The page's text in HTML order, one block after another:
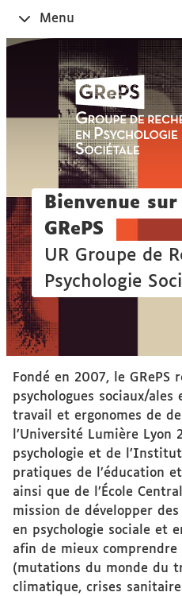
Ouvrir
le
Menu
Bienvenue
GRePS
UR Groupe de
Psychologie
êtes
ici :
Fondé en 2007, le GRePS
psychologues sociaux/ales
travail et ergonomes de
l’Université Lumière Lyon
psychologie et de
pratiques de l’éducation
ainsi que de l’École
mission de développer
en psychologie sociale et
afin de mieux
(mutations du monde du
climatique, crises